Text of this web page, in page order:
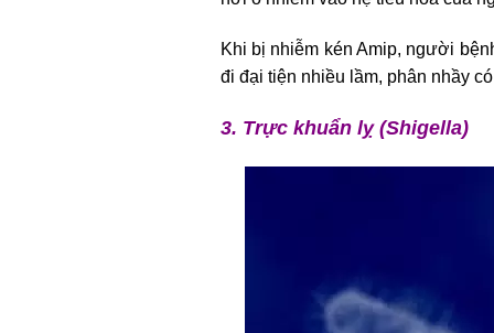
Khi bị nhiễm kén Amip, người
đi đại tiện nhiều lầm, phân nhầy
3. Trực khuẩn lỵ (Shigella)